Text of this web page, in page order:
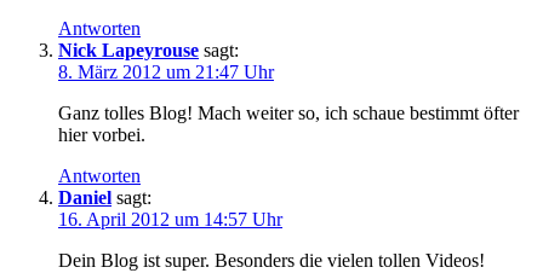
Antworten
Nick Lapeyrouse sagt:
8. März 2012 um 21:47 Uhr
Ganz tolles Blog! Mach weiter so, ich schaue bestimmt öfter
hier vorbei.
Antworten
Daniel sagt:
16. April 2012 um 14:57 Uhr
Dein Blog ist super. Besonders die vielen tollen Videos!